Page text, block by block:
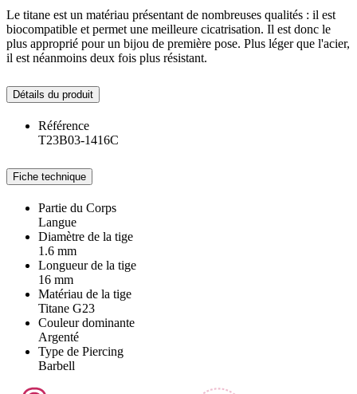
Le titane est un matériau présentant de nombreuses qualités : il est
biocompatible et permet une meilleure cicatrisation. Il est donc le
plus approprié pour un bijou de première pose. Plus léger que l'acier,
il est néanmoins deux fois plus résistant.
Détails du produit
Référence
T23B03-1416C
Fiche technique
Partie du Corps
Langue
Diamètre de la tige
1.6 mm
Longueur de la tige
16 mm
Matériau de la tige
Titane G23
Couleur dominante
Argenté
Type de Piercing
Barbell